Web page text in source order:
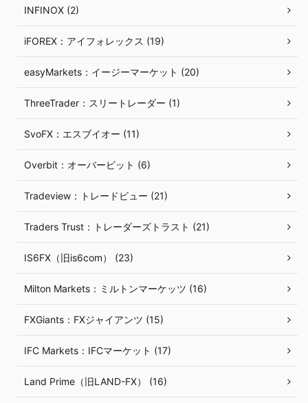
INFINOX (2)
iFOREX：アイフォレックス (19)
easyMarkets：イージーマーケット (20)
ThreeTrader：スリートレーダー (1)
SvoFX：エスブイオー (11)
Overbit：オーバービット (6)
Tradeview：トレードビュー (21)
Traders Trust：トレーダーズトラスト (21)
IS6FX（旧is6com） (23)
Milton Markets：ミルトンマーケッツ (16)
FXGiants：FXジャイアンツ (15)
IFC Markets：IFCマーケット (17)
Land Prime（旧LAND-FX） (16)